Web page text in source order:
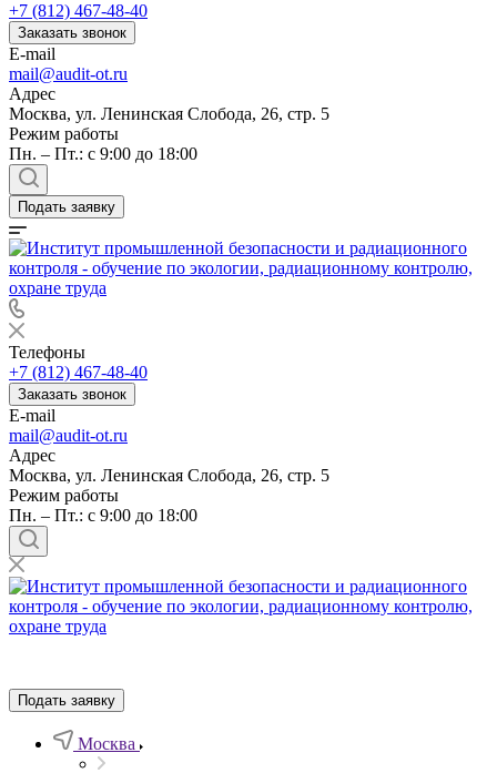
+7 (812) 467-48-40
Заказать звонок
E-mail
mail@audit-ot.ru
Адрес
Москва, ул. Ленинская Слобода, 26, стр. 5
Режим работы
Пн. – Пт.: с 9:00 до 18:00
Подать заявку
Телефоны
+7 (812) 467-48-40
Заказать звонок
E-mail
mail@audit-ot.ru
Адрес
Москва, ул. Ленинская Слобода, 26, стр. 5
Режим работы
Пн. – Пт.: с 9:00 до 18:00
Подать заявку
Москва